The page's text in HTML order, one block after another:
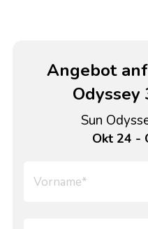
Angebot
Odyssey
Sun
Okt 24 -